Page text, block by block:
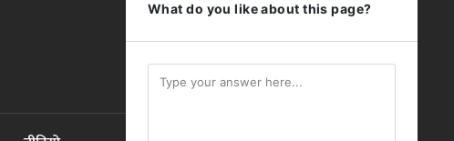
What do you like about this page?